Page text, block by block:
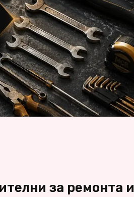
за ремонта и